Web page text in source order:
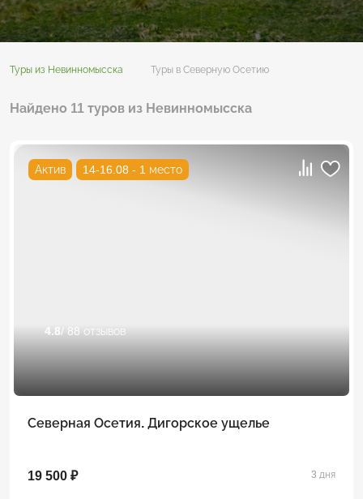
Туры из Невинномысска Туры в Северную Осетию
Найдено 11 туров из Невинномысска
Актив 14-16.08 - 1 место
4.8/ 88 отзывов
Северная Осетия. Дигорское ущелье
19 500 ₽ 3 дня